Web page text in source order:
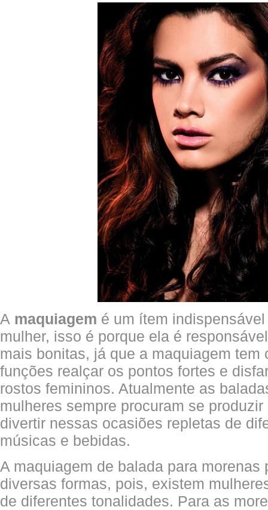
A maquiagem é um ítem
mulher, isso é porque ela é
mais bonitas, já que a maquiagem tem
funções realçar os pontos fortes e
rostos femininos. Atualmente as
mulheres sempre procuram se
divertir nessas ocasiões repletas de
músicas e bebidas.
A maquiagem de balada para morenas
diversas formas, pois, existem
de diferentes tonalidades. Para as